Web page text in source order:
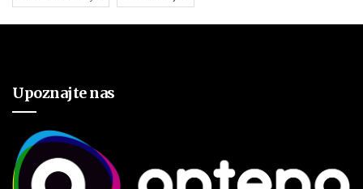
Upoznajte nas